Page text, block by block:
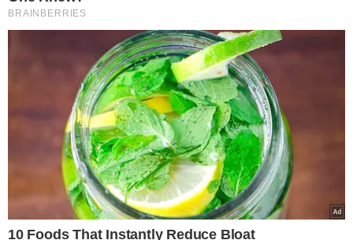
casamento
FIM DO CASAMENTO
Casamento de MC Carol e
ator de pornô gay acaba, e
ele reage: “Estou muito feliz”